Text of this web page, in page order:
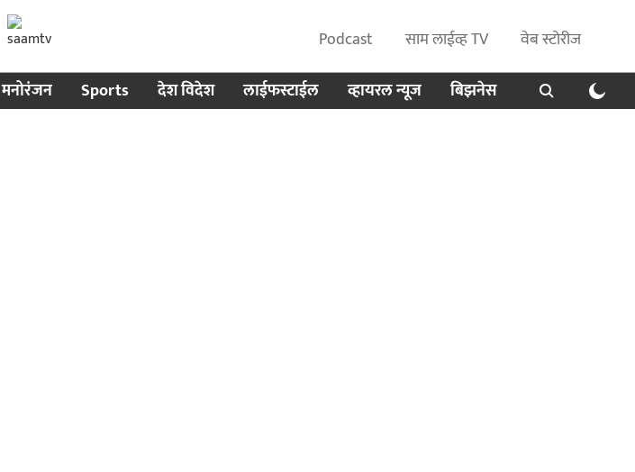
Podcast साम लाईव्ह TV
वेब स्टोरीज
मनोरंजन Sports देश विदेश लाईफस्टाईल व्हायरल न्यूज बिझनेस